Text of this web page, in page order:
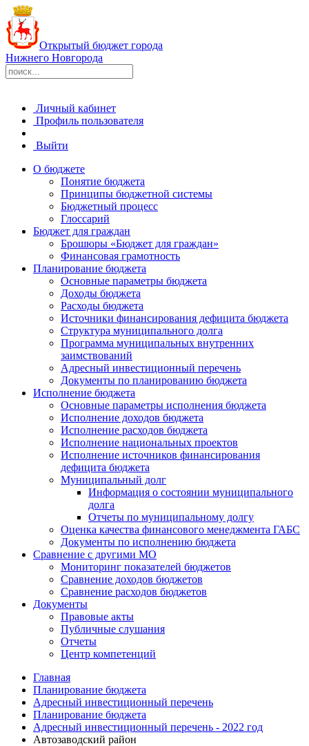
Открытый бюджет города
Нижнего Новгорода
Личный кабинет
Профиль пользователя
Выйти
О бюджете
Понятие бюджета
Принципы бюджетной системы
Бюджетный процесс
Глоссарий
Бюджет для граждан
Брошюры «Бюджет для граждан»
Финансовая грамотность
Планирование бюджета
Основные параметры бюджета
Доходы бюджета
Расходы бюджета
Источники финансирования дефицита бюджета
Структура муниципального долга
Программа муниципальных внутренних
заимствований
Адресный инвестиционный перечень
Документы по планированию бюджета
Исполнение бюджета
Основные параметры исполнения бюджета
Исполнение доходов бюджета
Исполнение расходов бюджета
Исполнение национальных проектов
Исполнение источников финансирования
дефицита бюджета
Муниципальный долг
Информация о состоянии муниципального
долга
Отчеты по муниципальному долгу
Оценка качества финансового менеджмента ГАБС
Документы по исполнению бюджета
Сравнение с другими МО
Мониторинг показателей бюджетов
Сравнение доходов бюджетов
Сравнение расходов бюджетов
Документы
Правовые акты
Публичные слушания
Отчеты
Центр компетенций
Главная
Планирование бюджета
Адресный инвестиционный перечень
Планирование бюджета
Адресный инвестиционный перечень - 2022 год
Автозаводский район